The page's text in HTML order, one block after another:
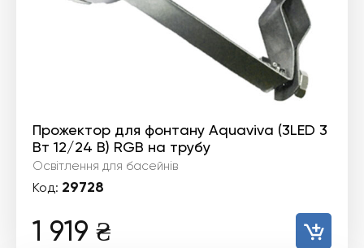
Прожектор для фонтану Aquaviva (3LED 3
Вт 12/24 В) RGB на трубу
Освітлення для басейнів
Код: 29728
1 919 ₴